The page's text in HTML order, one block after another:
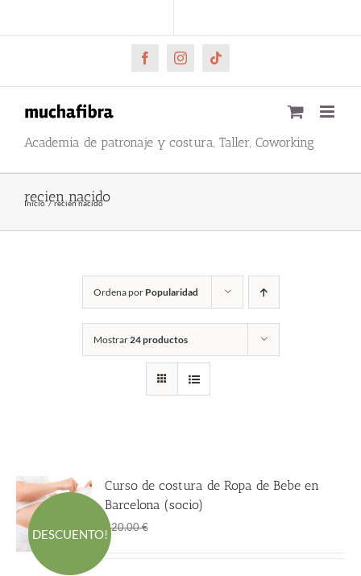
al
FacebookInstagramTiktok
Academia de patronaje y costura, Taller, Coworking
recien nacido
Inicio recien nacido
Ordena por Popularidad
Mostrar24 productos
DESCUENTO!
Curso de costura de Ropa de Bebe en
Barcelona (socio)
220.00€